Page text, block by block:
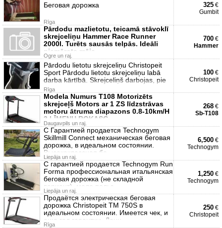
Беговая дорожка
Rīga
325 €
Gumbit
Pārdodu mazlietotu, teicamā stāvoklī
skrejceliņu Hammer Race Runner
2000I. Turēts sausās telpās. Ideāli
piemērots māja
Ogre un raj.
700 €
Hammer
Pārdodu lietotu skrejceliņu Christopeit
Sport Pārdodu lietotu skrejceliņu labā
darba kārtībā. Skrejceliņš darbojas, pie
Rīga
100 €
Christopeit
Modela Numurs T108 Motorizēts
skrejceļš Motors ar 1 ZS līdzstrāvas
motoru ātruma diapazons 0.8-10km/H
3 LĪMEŅU ROKASG
Daugavpils un raj.
268 €
Sb-T108
С Гарантией продается Technogym
Skillmill Connect механическая беговая
дорожка, в идеальном состоянии.
Высококлассная бе
Liepāja un raj.
6,500 €
Technogym
С гарантией продается Technogym Run
Forma профессиональная итальянская
беговая дорожка (не складной
вариант), мало польз
Liepāja un raj.
1,250 €
Technogym
Продаётся электрическая беговая
дорожка Christopeit TM 750S в
идеальном состоянии. Имеется чек, и
еще год гарантии. Данн
Rīga
250 €
Christopeit